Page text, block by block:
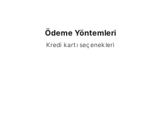
Ödeme Yöntemleri
Kredi kartı seçenekleri